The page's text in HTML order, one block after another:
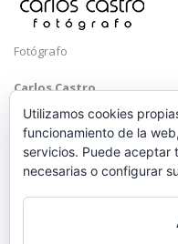
Fotógrafo
Carlos Castro
Málaga
Mobile: +34 652 83 71 98
Utilizamos cookies
funcionamiento de la
servicios. Puede aceptar
necesarias o configurar